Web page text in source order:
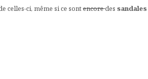
celles-ci, même si ce sontencoredes sandales